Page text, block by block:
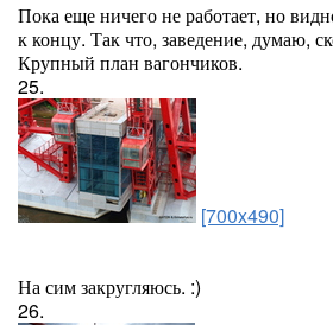
Пока еще ничего не работает, но
к концу. Так что, заведение, думаю,
Крупный план вагончиков.
25.
[700x490]
На сим закругляюсь. :)
26.